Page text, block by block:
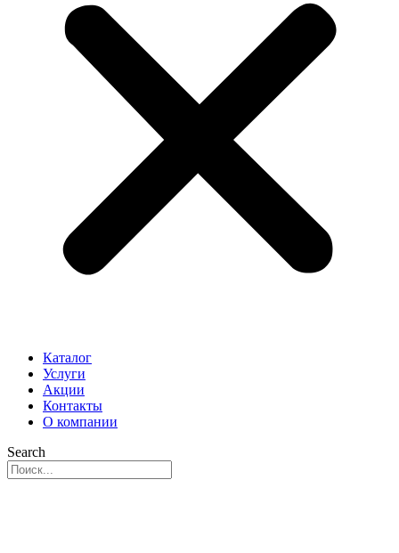
Каталог
Услуги
Акции
Контакты
О компании
Search